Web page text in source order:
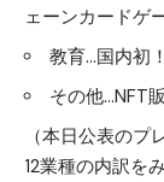
ェーンカードゲ
教育…国内初
その他…NFT
（本日公表のプ
12業種の内訳を